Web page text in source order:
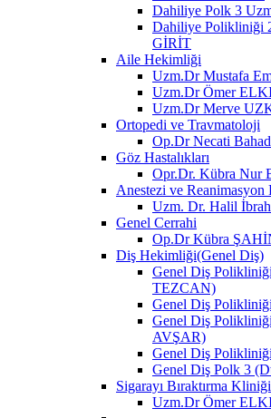
Dahiliye Polk 3
Dahiliye Polikliniği
GİRİT
Aile Hekimliği
Uzm.Dr Mustafa
Uzm.Dr Ömer
Uzm.Dr Merve
Ortopedi ve Travmatoloji
Op.Dr Necati
Göz Hastalıkları
Opr.Dr. Kübra Nur
Anestezi ve Reanimasyon
Uzm. Dr. Halil
Genel Cerrahi
Op.Dr Kübra
Diş Hekimliği(Genel Diş)
Genel Diş
TEZCAN)
Genel Diş
Genel Diş
AVŞAR)
Genel Diş
Genel Diş Polk 3
Sigarayı Bıraktırma Kliniği
Uzm.Dr Ömer